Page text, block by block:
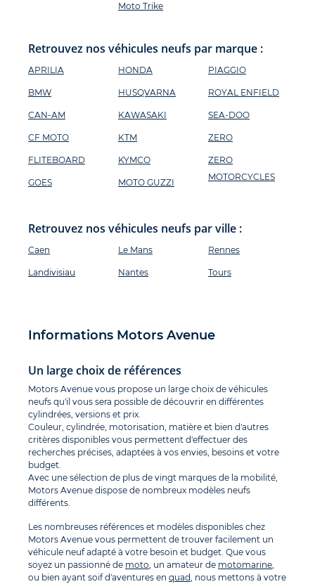
Moto Trike
Retrouvez nos véhicules neufs par marque :
APRILIA
BMW
CAN-AM
CF MOTO
FLITEBOARD
GOES
HONDA
HUSQVARNA
KAWASAKI
KTM
KYMCO
MOTO GUZZI
PIAGGIO
ROYAL ENFIELD
SEA-DOO
ZERO
ZERO
MOTORCYCLES
Retrouvez nos véhicules neufs par ville :
Caen
Landivisiau
Le Mans
Nantes
Rennes
Tours
Informations Motors Avenue
Un large choix de références
Motors Avenue vous propose un large choix de véhicules
neufs qu'il vous sera possible de découvrir en différentes
cylindrées, versions et prix.
Couleur, cylindrée, motorisation, matière et bien d'autres
critères disponibles vous permettent d'effectuer des
recherches précises, adaptées à vos envies, besoins et votre
budget.
Avec une sélection de plus de vingt marques de la mobilité,
Motors Avenue dispose de nombreux modèles neufs
différents.
Les nombreuses références et modèles disponibles chez
Motors Avenue vous permettent de trouver facilement un
véhicule neuf adapté à votre besoin et budget. Que vous
soyez un passionné de moto, un amateur de motomarine,
ou bien ayant soif d'aventures en quad, nous mettons à votre